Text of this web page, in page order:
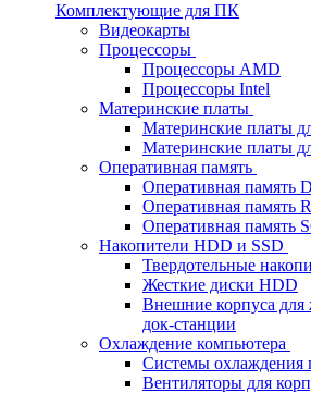
Комплектующие для ПК
Видеокарты
Процессоры
Процессоры AMD
Процессоры Intel
Материнские платы
Материнские платы
Материнские платы
Оперативная память
Оперативная память
Оперативная память
Оперативная память
Накопители HDD и SSD
Твердотельные
Жесткие диски HDD
Внешние корпуса для
док-станции
Охлаждение компьютера
Системы охлаждения
Вентиляторы для